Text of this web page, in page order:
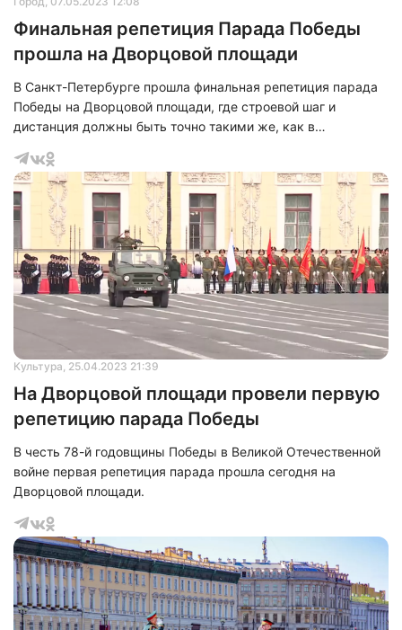
Финальная репетиция Парада Победы
прошла на Дворцовой площади
В Санкт-Петербурге прошла финальная репетиция парада
Победы на Дворцовой площади, где строевой шаг и
дистанция должны быть точно такими же, как в
поучаствует не только современная военная техника, но и
легендарная «Катюша».
Культура, 25.04.2023 21:39
На Дворцовой площади провели первую
репетицию парада Победы
В честь 78-й годовщины Победы в Великой Отечественной
войне первая репетиция парада прошла сегодня на
Дворцовой площади.
Нажимая на кнопку "Отправить" вы
соглашаетесь с политикой конфиденциальности